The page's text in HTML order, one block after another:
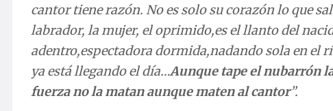
cantor tiene razón. No es solo su corazón lo que
labrador, la mujer, el oprimido,es el llanto del
adentro,espectadora dormida,nadando sola en el
ya está llegando el día…Aunque tape el nubarrón
fuerza no la matan aunque maten al cantor”.